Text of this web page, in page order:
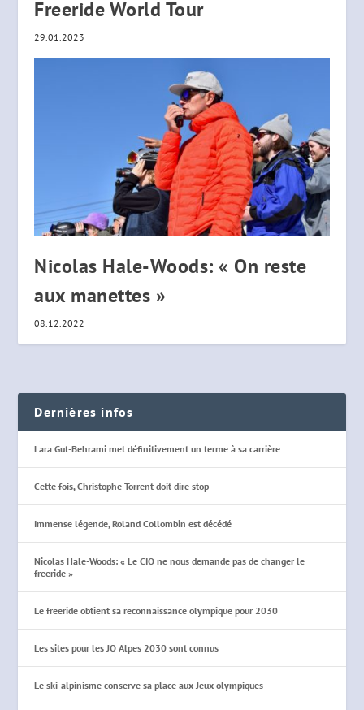
Freeride World Tour
29.01.2023
Nicolas Hale-Woods: « On reste
aux manettes »
08.12.2022
Dernières infos
Lara Gut-Behrami met définitivement un terme à sa carrière
Cette fois, Christophe Torrent doit dire stop
Immense légende, Roland Collombin est décédé
Nicolas Hale-Woods: « Le CIO ne nous demande pas de changer le
freeride »
Le freeride obtient sa reconnaissance olympique pour 2030
Les sites pour les JO Alpes 2030 sont connus
Le ski-alpinisme conserve sa place aux Jeux olympiques